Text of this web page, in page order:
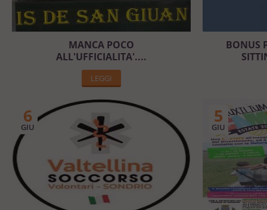
MANCA POCO
ALL'UFFICIALITA'....
LEGGI
BONUS
6
GIU
5
GIU